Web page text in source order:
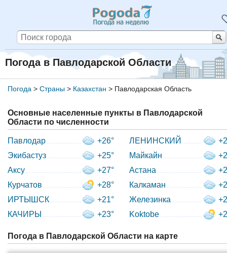
Погода в Павлодарской Области
Погода > Страны> Казахстан > Павлодарская Область
Основные населенные пункты в Павлодарской
Области по численности
Павлодар
+26°
Экибастуз
+25°
Аксу
+27°
Курчатов
+28°
ИРТЫШСК
+21°
КАЧИРЫ
+23°
ЛЕНИНСКИЙ
Майкайн
Астана
Калкаман
Железинка
Koktobe
Погода в Павлодарской Области на карте